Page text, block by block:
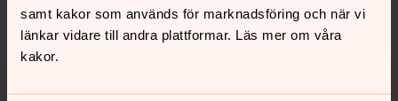
samt kakor som används för marknadsföring och när vi
länkar vidare till andra plattformar. Läs mer om våra
kakor.
Dela